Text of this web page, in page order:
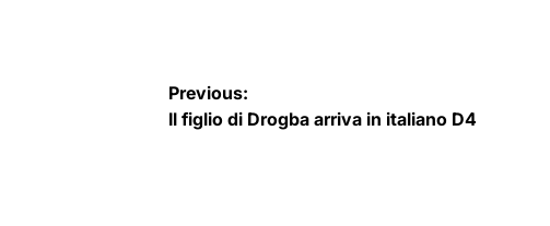
Navigazione
articoli
Previous:
Il figlio di Drogba arriva in italiano D4